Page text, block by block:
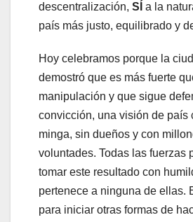
descentralización, SÍ a la
país más justo, equilibrado y
Hoy celebramos porque la
demostró que es más fuerte
manipulación y que sigue
convicción, una visión de país
minga, sin dueños y con
voluntades. Todas las fuerzas
tomar este resultado con
pertenece a ninguna de ellas.
para iniciar otras formas de